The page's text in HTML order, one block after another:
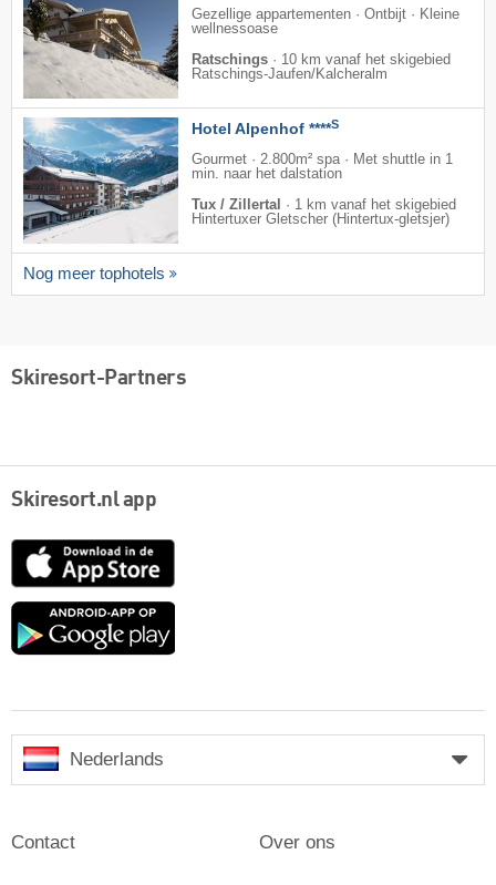
Gezellige appartementen · Ontbijt · Kleine
wellnessoase
Ratschings · 10 km vanaf het skigebied
Ratschings-Jaufen/​Kalcheralm
Hotel Alpenhof ****S
Gourmet · 2.800m² spa · Met shuttle in 1
min. naar het dalstation
Tux / Zillertal · 1 km vanaf het skigebied
Hintertuxer Gletscher (Hintertux-gletsjer)
Nog meer tophotels
Skiresort-Partners
Skiresort.nl app
App
Google
Nederlands
Contact Over ons